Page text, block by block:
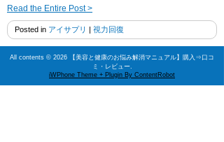
Read the Entire Post >
Posted in アイサプリ | 視力回復
All contents © 2026 【美容と健康のお悩み解消マニュアル】購入⇒口コ
ミ・レビュー.
iWPhone Theme + Plugin By ContentRobot